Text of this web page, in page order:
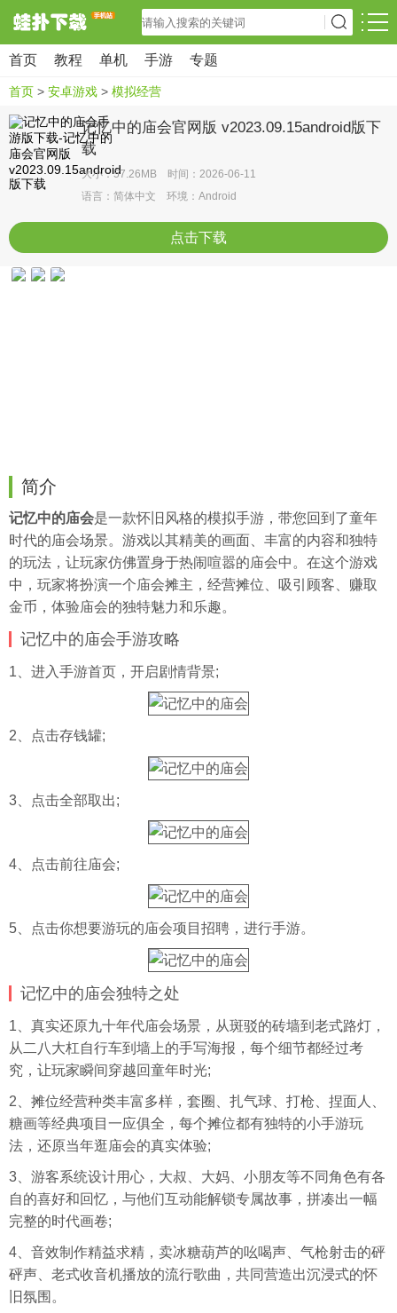
首页 教程 单机 手游 专题
首页 > 安卓游戏 > 模拟经营
记忆中的庙会官网版 v2023.09.15android版下
载
大小：57.26MB 时间：2026-06-11
语言：简体中文 环境：Android
点击下载
简介
记忆中的庙会是一款怀旧风格的模拟手游，带您回到了童年
时代的庙会场景。游戏以其精美的画面、丰富的内容和独特
的玩法，让玩家仿佛置身于热闹喧嚣的庙会中。在这个游戏
中，玩家将扮演一个庙会摊主，经营摊位、吸引顾客、赚取
金币，体验庙会的独特魅力和乐趣。
记忆中的庙会手游攻略
1、进入手游首页，开启剧情背景;
2、点击存钱罐;
3、点击全部取出;
4、点击前往庙会;
5、点击你想要游玩的庙会项目招聘，进行手游。
记忆中的庙会独特之处
1、真实还原九十年代庙会场景，从斑驳的砖墙到老式路灯，
从二八大杠自行车到墙上的手写海报，每个细节都经过考
究，让玩家瞬间穿越回童年时光;
2、摊位经营种类丰富多样，套圈、扎气球、打枪、捏面人、
糖画等经典项目一应俱全，每个摊位都有独特的小手游玩
法，还原当年逛庙会的真实体验;
3、游客系统设计用心，大叔、大妈、小朋友等不同角色有各
自的喜好和回忆，与他们互动能解锁专属故事，拼凑出一幅
完整的时代画卷;
4、音效制作精益求精，卖冰糖葫芦的吆喝声、气枪射击的砰
砰声、老式收音机播放的流行歌曲，共同营造出沉浸式的怀
旧氛围。